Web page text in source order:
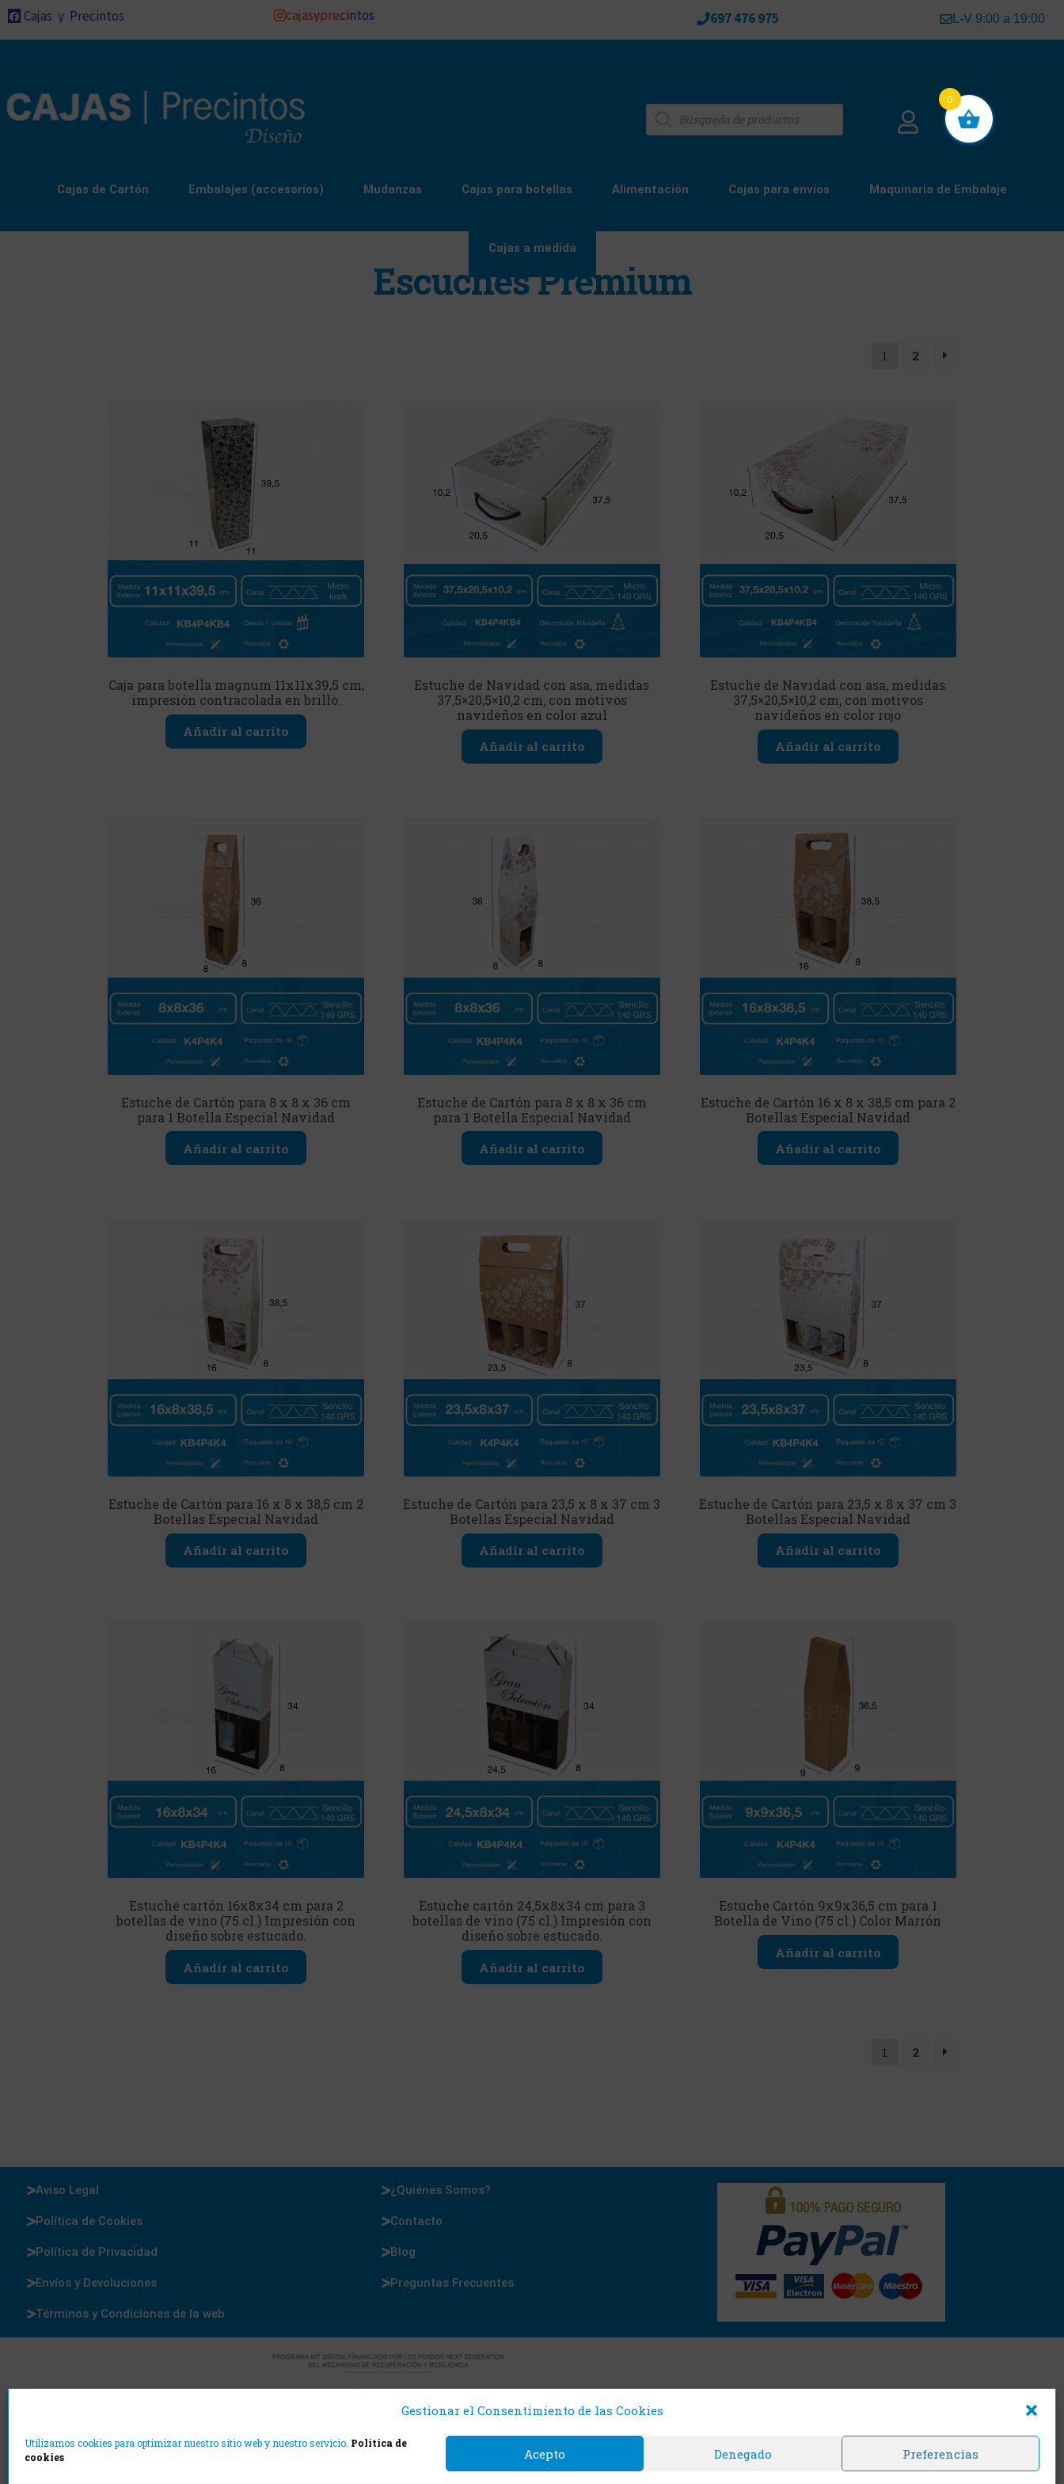
Gestionar el Consentimiento de las Cookies
Utilizamos cookies para optimizar nuestro sitio web y nuestro servicio. Política de
cookies
Acepto Denegado Preferencias
Cajas y Precintos cajasyprecintos 697 476 975 L-V 9:00 a 19:00
Cajas de Cartón Embalajes (accesorios) Mudanzas Cajas para botellas Alimentación Cajas para envíos Maquinaria de Embalaje
Cajas a medida
Escuches Premium
1 2
Caja para botella magnum 11x11x39,5 cm,
impresión contracolada en brillo.
Añadir al carrito
Estuche de Navidad con asa, medidas
37,5×20,5×10,2 cm, con motivos
navideños en color azul
Añadir al carrito
Estuche de Navidad con asa, medidas
37,5×20,5×10,2 cm, con motivos
navideños en color rojo
Añadir al carrito
Estuche de Cartón para 8 x 8 x 36 cm
para 1 Botella Especial Navidad
Añadir al carrito
Estuche de Cartón para 8 x 8 x 36 cm
para 1 Botella Especial Navidad
Añadir al carrito
Estuche de Cartón 16 x 8 x 38,5 cm para 2
Botellas Especial Navidad
Añadir al carrito
Estuche de Cartón para 16 x 8 x 38,5 cm 2
Botellas Especial Navidad
Añadir al carrito
Estuche de Cartón para 23,5 x 8 x 37 cm 3
Botellas Especial Navidad
Añadir al carrito
Estuche de Cartón para 23,5 x 8 x 37 cm 3
Botellas Especial Navidad
Añadir al carrito
Estuche cartón 16x8x34 cm para 2
botellas de vino (75 cl.) Impresión con
diseño sobre estucado.
Añadir al carrito
Estuche cartón 24,5x8x34 cm para 3
botellas de vino (75 cl.) Impresión con
diseño sobre estucado.
Añadir al carrito
Estuche Cartón 9x9x36,5 cm para 1
Botella de Vino (75 cl.) Color Marrón
Añadir al carrito
1 2
Aviso Legal
Política de Cookies
Política de Privacidad
Envíos y Devoluciones
Términos y Condiciones de la web
¿Quiénes Somos?
Contacto
Blog
Preguntas Frecuentes
© Cajas y Precintos 2021. Todos los derechos reservados. cajasyprecintos
0